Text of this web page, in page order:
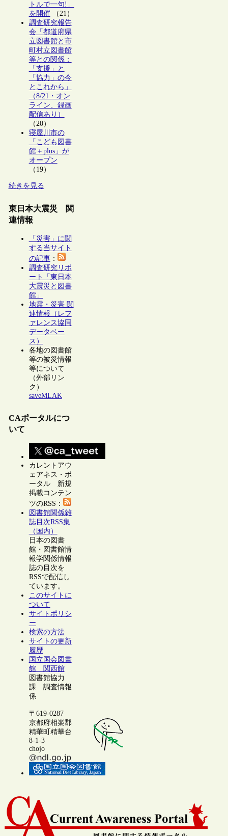
トルで一句!」
を開催（21）
調査研究報告
会「都道府県
立図書館と市
町村立図書館
等との関係：
「支援」と
「協力」の今
とこれから」
（8/21・オン
ライン、録画
配信あり）
（20）
寝屋川市の
「こども図書
館＋plus」が
オープン
（19）
続きを見る
東日本大震災 関
連情報
「災害」に関
する当サイト
の記事：
調査研究リポ
ート「東日本
大震災と図書
館」
地震・災害 関
連情報（レフ
ァレンス協同
データベー
ス）
各地の図書館
等の被災情報
等について
（外部リン
ク）
saveMLAK
CAポータルにつ
いて
カレントアウ
ェアネス・ポ
ータル 新規
掲載コンテン
ツのRSS：
図書館関係雑
誌目次RSS集
（国内）
日本の図書
館・図書館情
報学関係情報
誌の目次を
RSSで配信し
ています。
このサイトに
ついて
サイトポリシ
ー
検索の方法
サイトの更新
履歴
国立国会図書
館 関西館
図書館協力
課 調査情報
係
〒619-0287
京都府相楽郡
精華町精華台
8-1-3
chojo